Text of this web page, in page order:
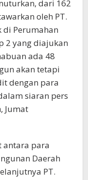
dari 162
oleh PT.
di Perumahan
2 yang diajukan
ada 48
akan tetapi
dengan para
siaran pers
Jumat
antara para
Daerah
PT.